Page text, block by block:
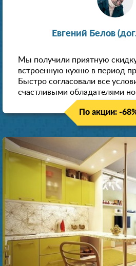
Евгений Белов
Мы получили приятную
встроенную кухню в период
Быстро согласовали все
счастливыми обладателями
По акции: -